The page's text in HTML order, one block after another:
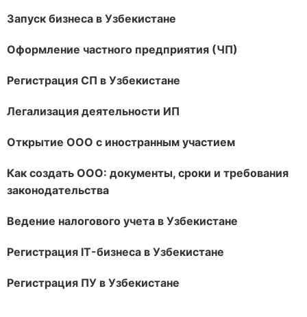
Запуск бизнеса в Узбекистане
Оформление частного предприятия (ЧП)
Регистрация СП в Узбекистане
Легализация деятельности ИП
Открытие ООО с иностранным участием
Как создать ООО: документы, сроки и требования
законодательства
Ведение налогового учета в Узбекистане
Регистрация IT-бизнеса в Узбекистане
Регистрация ПУ в Узбекистане